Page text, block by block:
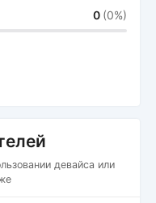
0 (0%)
девайса или